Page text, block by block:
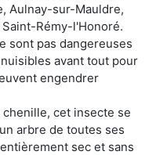
Aulnay-sur-Mauldre,
Rémy-l'Honoré.
sont pas dangereuses
avant tout pour
engendrer
cet insecte se
arbre de toutes ses
sec et sans